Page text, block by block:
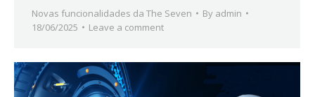
Novas funcionalidades da The Seven By admin
18/06/2025
Leave a comment